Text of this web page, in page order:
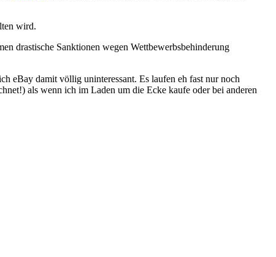
wird.
drastische Sanktionen wegen Wettbewerbsbehinderung
eBay damit völlig uninteressant. Es laufen eh fast nur noch
als wenn ich im Laden um die Ecke kaufe oder bei anderen